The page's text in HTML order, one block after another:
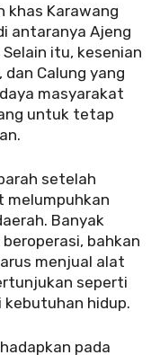
khas Karawang
antaranya Ajeng
itu, kesenian
Calung yang
masyarakat
untuk tetap
setelah
melumpuhkan
Banyak
bahkan
menjual alat
seperti
hidup.
pada